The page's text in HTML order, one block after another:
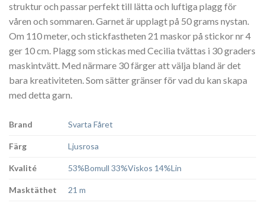
struktur och passar perfekt till lätta och luftiga plagg för
våren och sommaren. Garnet är upplagt på 50 grams nystan.
Om 110 meter, och stickfastheten 21 maskor på stickor nr 4
ger 10 cm. Plagg som stickas med Cecilia tvättas i 30 graders
maskintvätt. Med närmare 30 färger att välja bland är det
bara kreativiteten. Som sätter gränser för vad du kan skapa
med detta garn.
Brand Svarta Fåret
Färg Ljusrosa
Kvalité 53%Bomull 33%Viskos 14%Lin
Masktäthet 21 m